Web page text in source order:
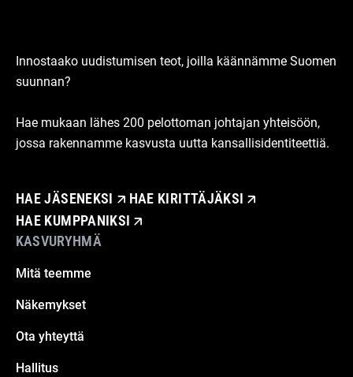
Innostaako uudistumisen teot, joilla käännämme Suomen
suunnan?
Hae mukaan lähes 200 pelottoman johtajan yhteisöön,
jossa rakennamme kasvusta uutta kansallisidentiteettiä.
HAE JÄSENEKSI
HAE KIRITTÄJÄKSI
HAE KUMPPANIKSI
KASVURYHMÄ
Mitä teemme
Näkemykset
Ota yhteyttä
Hallitus